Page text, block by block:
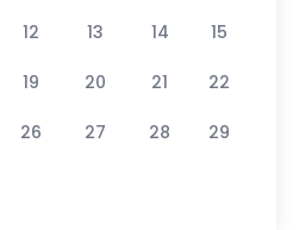
12 13 14 15
19 20 21 22
26 27 28 29